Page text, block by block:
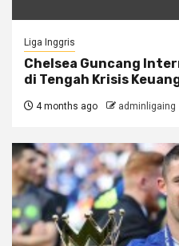
Liga Inggris
Chelsea Guncang
di Tengah Krisis
4 months ago adminligaing